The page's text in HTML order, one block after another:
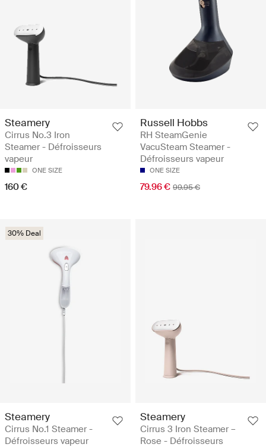
Steamery
Cirrus No.3 Iron
Steamer - Défroisseurs
vapeur
ONE SIZE
160 €
Russell Hobbs
RH SteamGenie
VacuSteam Steamer -
Défroisseurs vapeur
ONE SIZE
79.96 € 99.95 €
30% Deal
Steamery
Cirrus No.1 Steamer -
Défroisseurs vapeur
Steamery
Cirrus 3 Iron Steamer –
Rose - Défroisseurs